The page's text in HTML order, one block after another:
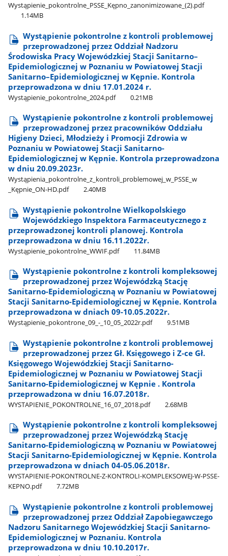
Wystąpienie​_pokontrolne​_PSSE​_Kępno​_zanonimizowane​_(2).pdf
1.14MB
Wystąpienie pokontrolne z kontroli problemowej
przeprowadzonej przez Oddział Nadzoru
Środowiska Pracy Wojewódzkiej Stacji Sanitarno–
Epidemiologicznej w Poznaniu w Powiatowej Stacji
Sanitarno–Epidemiologicznej w Kępnie. Kontrola
przeprowadzona w dniu 17.01.2024 r.
Wystąpienie​_pokontrolne​_2024.pdf 0.21MB
Wystąpienie pokontrolne z kontroli problemowej
przeprowadzonej przez pracowników Oddziału
Higieny Dzieci, Młodzieży i Promocji Zdrowia w
Poznaniu w Powiatowej Stacji Sanitarno-
Epidemiologicznej w Kępnie. Kontrola przeprowadzona
w dniu 20.09.2023r.
Wystąpienia​_pokontrolne​_z​_kontroli​_problemowej​_w​_PSSE​_w​
_Kępnie​_ON-HD.pdf
2.40MB
Wystąpienie pokontrolne Wielkopolskiego
Wojewódzkiego Inspektora Farmaceutycznego z
przeprowadzonej kontroli planowej. Kontrola
przeprowadzona w dniu 16.11.2022r.
Wystąpienie​_pokontrolne​_WWIF.pdf 11.84MB
Wystąpienie pokontrolne z kontroli kompleksowej
przeprowadzonej przez Wojewódzką Stację
Sanitarno-Epidemiologiczną w Poznaniu w Powiatowej
Stacji Sanitarno-Epidemiologicznej w Kępnie. Kontrola
przeprowadzona w dniach 09-10.05.2022r.
Wystąpienie​_pokontrone​_09​_-​_10​_05​_2022r.pdf 9.51MB
Wystąpienie pokontrolne z kontroli problemowej
przeprowadzonej przez Gł. Księgowego i Z-ce Gł.
Księgowego Wojewódzkiej Stacji Sanitarno-
Epidemiologicznej w Poznaniu w Powiatowej Stacji
Sanitarno-Epidemiologicznej w Kępnie . Kontrola
przeprowadzona w dniu 16.07.2018r.
WYSTAPIENIE​_POKONTROLNE​_16​_07​_2018.pdf 2.68MB
Wystąpienie pokontrolne z kontroli kompleksowej
przeprowadzonej przez Wojewódzką Stację
Sanitarno-Epidemiologiczną w Poznaniu w Powiatowej
Stacji Sanitarno-Epidemiologicznej w Kępnie. Kontrola
przeprowadzona w dniach 04-05.06.2018r.
WYSTAPIENIE-POKONTROLNE-Z-KONTROLI-KOMPLEKSOWEJ-W-PSSE-
KEPNO.pdf
7.72MB
Wystąpienie pokontrolne z kontroli problemowej
przeprowadzonej przez Oddział Zapobiegawczego
Nadzoru Sanitarnego Wojewódzkiej Stacji Sanitarno-
Epidemiologicznej w Poznaniu. Kontrola
przeprowadzona w dniu 10.10.2017r.